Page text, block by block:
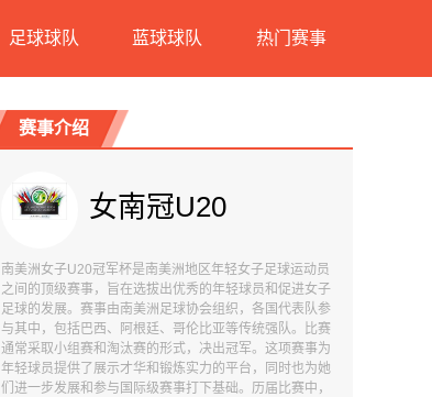
足球球队 蓝球球队 热门赛事
赛事介绍
女南冠U20
南美洲女子U20冠军杯是南美洲地区年轻女子足球运动员
之间的顶级赛事，旨在选拔出优秀的年轻球员和促进女子
足球的发展。赛事由南美洲足球协会组织，各国代表队参
与其中，包括巴西、阿根廷、哥伦比亚等传统强队。比赛
通常采取小组赛和淘汰赛的形式，决出冠军。这项赛事为
年轻球员提供了展示才华和锻炼实力的平台，同时也为她
们进一步发展和参与国际级赛事打下基础。历届比赛中，